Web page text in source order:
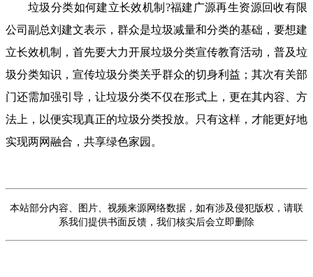
垃圾分类如何建立长效机制?福建广源再生资源回收有限
公司副总刘建文表示，群众是垃圾减量和分类的基础，要想建
立长效机制，首先要大力开展垃圾分类宣传教育活动，普及垃
圾分类知识，宣传垃圾分类关乎群众的切身利益；其次有关部
门还需加强引导，让垃圾分类不仅在形式上，更在其内容、方
法上，以便实现真正的垃圾分类投放。只有这样，才能更好地
实现两网融合，共享绿色家园。
本站部分内容、图片、视频来源网络数据，如有涉及侵犯版权，请联
系我们提供书面反馈，我们核实后会立即删除